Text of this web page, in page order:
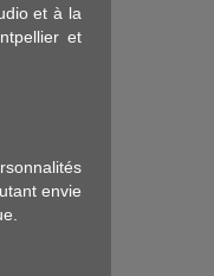
et à la
et
envie